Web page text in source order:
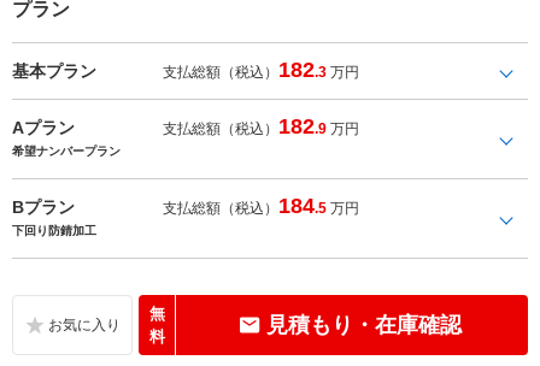
プラン
基本プラン 支払総額（税込） 182.3 万円
Aプラン 支払総額（税込） 182.9 万円
希望ナンバープラン
Bプラン 支払総額（税込） 184.5 万円
下回り防錆加工
無
料
見積もり・在庫確認